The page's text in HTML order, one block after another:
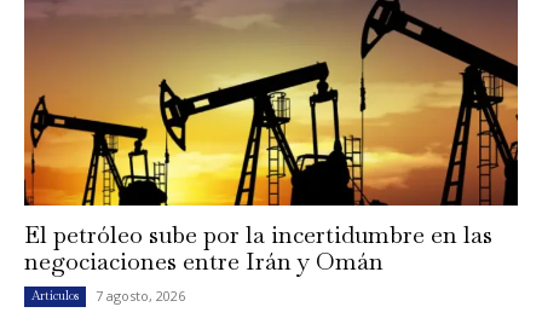
El petróleo sube por la incertidumbre en las
negociaciones entre Irán y Omán
Artículos 7 agosto, 2026